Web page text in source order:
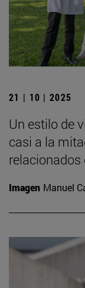
21 | 10 | 2025
Un estilo de
casi a la
relacionados
Imagen Manuel